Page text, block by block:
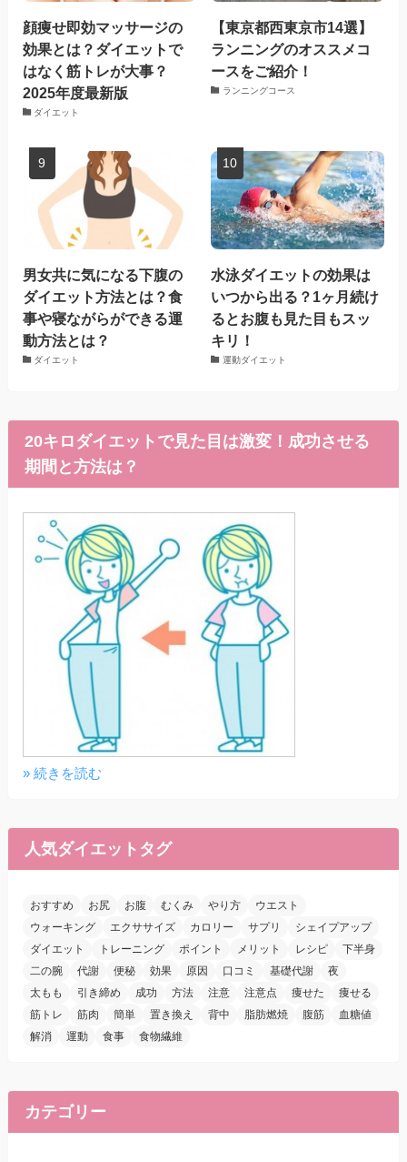
顔痩せ即効マッサージの
効果とは？ダイエットで
はなく筋トレが大事？
2025年度最新版
ダイエット
【東京都西東京市14選】
ランニングのオススメコ
ースをご紹介！
ランニングコース
男女共に気になる下腹の
ダイエット方法とは？食
事や寝ながらができる運
動方法とは？
ダイエット
水泳ダイエットの効果は
いつから出る？1ヶ月続け
るとお腹も見た目もスッ
キリ！
運動ダイエット
20キロダイエットで見た目は激変！成功させる
期間と方法は？
» 続きを読む
人気ダイエットタグ
おすすめ お尻 お腹 むくみ やり方
ウエスト
ウォーキング
エクササイズ カロリー サプリ
シェイプアップ
ダイエット
トレーニング ポイント メリット レシピ
下半身
二の腕
代謝 便秘 効果 原因 口コミ 基礎代謝
夜
太もも
引き締め 成功 方法 注意 注意点 痩せた
痩せる
筋トレ
筋肉 簡単 置き換え 背中 脂肪燃焼 腹筋
血糖値
解消
運動 食事 食物繊維
カテゴリー